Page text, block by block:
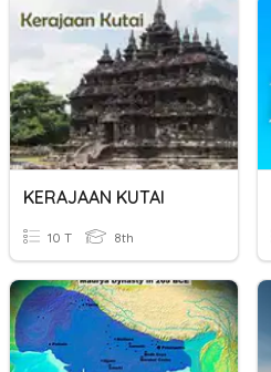
KERAJAAN KUTAI
10 T 8th